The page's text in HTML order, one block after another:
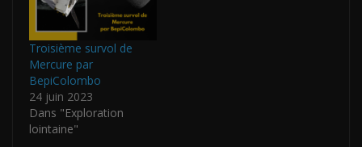
Troisième survol de
Mercure par
BepiColombo
24 juin 2023
Dans "Exploration
lointaine"